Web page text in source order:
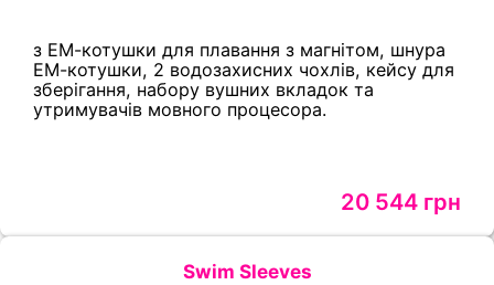
з ЕМ-котушки для плавання з магнітом, шнура
ЕМ-котушки, 2 водозахисних чохлів, кейсу для
зберігання, набору вушних вкладок та
утримувачів мовного процесора.
20 544 грн
Swim Sleeves